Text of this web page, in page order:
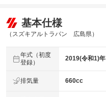
基本仕様
（スズキアルトラパン 広島県）
年式（初度
登録）
2019(令和1)年
排気量 660cc